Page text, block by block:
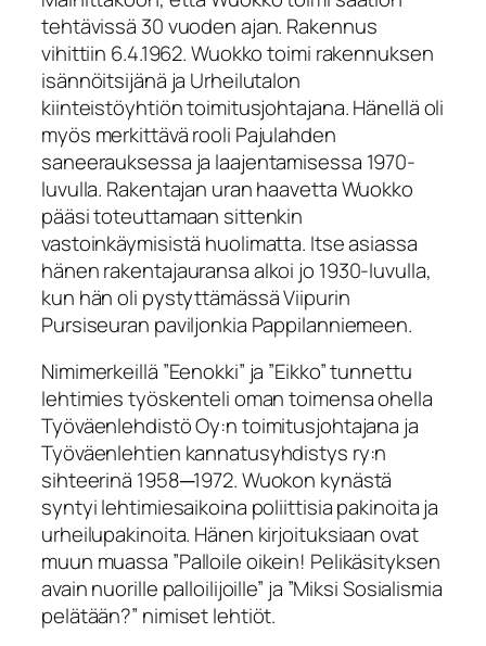
tehtävissä 30 vuoden ajan. Rakennus
vihittiin 6.4.1962. Wuokko toimi rakennuksen
isännöitsijänä ja Urheilutalon
kiinteistöyhtiön toimitusjohtajana. Hänellä oli
myös merkittävä rooli Pajulahden
saneerauksessa ja laajentamisessa 1970-
luvulla. Rakentajan uran haavetta Wuokko
pääsi toteuttamaan sittenkin
vastoinkäymisistä huolimatta. Itse asiassa
hänen rakentajauransa alkoi jo 1930-luvulla,
kun hän oli pystyttämässä Viipurin
Pursiseuran paviljonkia Pappilanniemeen.
Nimimerkeillä ”Eenokki” ja ”Eikko” tunnettu
lehtimies työskenteli oman toimensa ohella
Työväenlehdistö Oy:n toimitusjohtajana ja
Työväenlehtien kannatusyhdistys ry:n
sihteerinä 1958─1972. Wuokon kynästä
syntyi lehtimiesaikoina poliittisia pakinoita ja
urheilupakinoita. Hänen kirjoituksiaan ovat
muun muassa ”Palloile oikein! Pelikäsityksen
avain nuorille palloilijoille” ja ”Miksi Sosialismia
pelätään?” nimiset lehtiöt.